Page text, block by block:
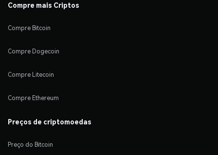
Compre mais Criptos
Compre Bitcoin
Compre Dogecoin
Compre Litecoin
Compre Ethereum
Preços de criptomoedas
Preço do Bitcoin